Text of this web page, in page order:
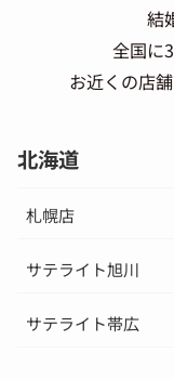
結
全国に
お近くの店
北海道
札幌店
サテライト旭川
サテライト帯広